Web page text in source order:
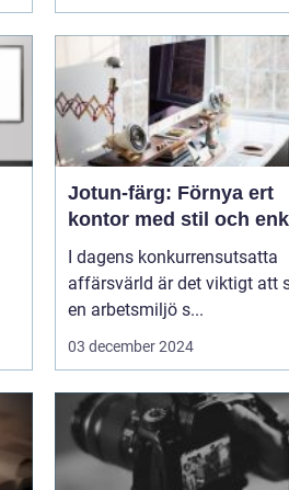
Jotun-färg: Förnya ert
kontor med stil och
I dagens konkurrensutsatta
affärsvärld är det viktigt att
en arbetsmiljö s...
03 december 2024